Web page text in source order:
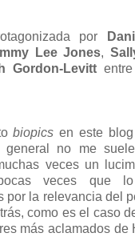
por
Lee Jones,
Gordon-Levitt
biopics en este
no me
veces un
veces que
por la relevancia del
como es el caso
más aclamados de